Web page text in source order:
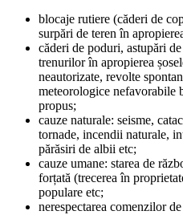
blocaje rutiere (căderi de
surpări de teren în
căderi de poduri, astupări
trenurilor în apropierea
neautorizate, revolte
meteorologice nefavorabile
propus;
cauze naturale: seisme,
tornade, incendii naturale,
părăsiri de albii etc;
cauze umane: starea de
forțată (trecerea în
populare etc;
nerespectarea comenzilor